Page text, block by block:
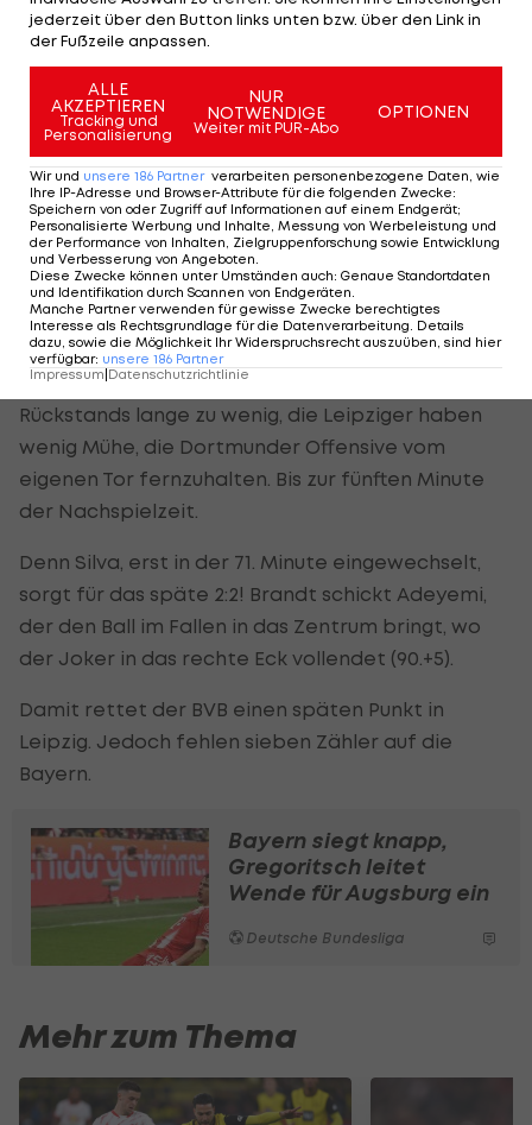
Diomande, diesmal auf Raum, der flach in die
Mitte passt, wo Baumgartner seinen zehnten
Treffer in dieser Spielzeit einsackt (39.).
Last-Minute-BVB
Der BVB kann erst nach Seitenwechsel antworten:
Natürlich ist es Ryerson, der eine Ecke in das
Zentrum bringt. Leipzigs Romulo bekommt in dem
Gedränge den Ball auf den Kopf, Eigentor. 1:2 aus
Sicht der Dortmunder (50.).
Danach kommt von Dortmund aber trotz
Rückstands lange zu wenig, die Leipziger haben
wenig Mühe, die Dortmunder Offensive vom
eigenen Tor fernzuhalten. Bis zur fünften Minute
der Nachspielzeit.
Denn Silva, erst in der 71. Minute eingewechselt,
sorgt für das späte 2:2! Brandt schickt Adeyemi,
der den Ball im Fallen in das Zentrum bringt, wo
der Joker in das rechte Eck vollendet (90.+5).
Damit rettet der BVB einen späten Punkt in
Leipzig. Jedoch fehlen sieben Zähler auf die
Bayern.
Bayern siegt knapp,
Gregoritsch leitet
Wende für Augsburg ein
Deutsche Bundesliga
Mehr zum Thema
jederzeit über den Button links unten bzw. über den Link in
der Fußzeile anpassen.
ALLE
AKZEPTIEREN
Tracking und
Personalisierung
NUR
NOTWENDIGE
Weiter mit PUR-Abo
OPTIONEN
Wir und unsere 186 Partner verarbeiten personenbezogene Daten, wie
Ihre IP-Adresse und Browser-Attribute für die folgenden Zwecke:
Speichern von oder Zugriff auf Informationen auf einem Endgerät;
Personalisierte Werbung und Inhalte, Messung von Werbeleistung und
der Performance von Inhalten, Zielgruppenforschung sowie Entwicklung
und Verbesserung von Angeboten
Diese Zwecke können unter Umständen auch: Genaue Standortdaten
und Identifikation durch Scannen von Endgeräten
Manche Partner verwenden für gewisse Zwecke berechtigtes
Interesse als Rechtsgrundlage für die Datenverarbeitung. Details
dazu, sowie die Möglichkeit Ihr Widerspruchsrecht auszuüben, sind hier
verfügbar: unsere 186 Partner
Impressum|Datenschutzrichtlinie